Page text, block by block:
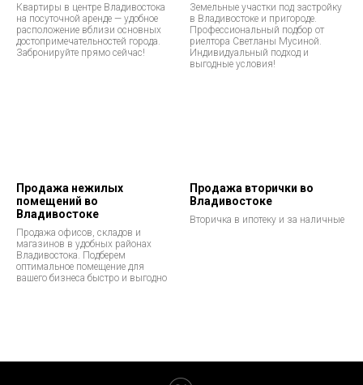
Квартиры в центре Владивостока
на посуточной аренде — удобное
расположение вблизи основных
достопримечательностей города.
Забронируйте прямо сейчас!
Земельные участки под застройку
в Владивостоке и пригороде.
Профессиональный подбор от
риелтора Светланы Мусиной.
Индивидуальный подход и
выгодные условия!
Продажа нежилых
помещений во
Владивостоке
Продажа офисов, складов и
магазинов в удобных районах
Владивостока. Подберем
оптимальное помещение для
вашего бизнеса быстро и выгодно
Продажа вторички во
Владивостоке
Вторичка в ипотеку и за наличные